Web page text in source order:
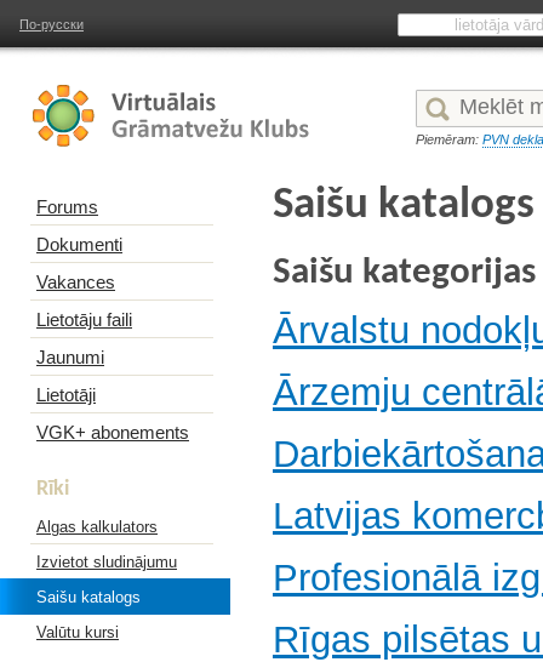
По-русски
Piemēram: PVN
Forums
Dokumenti
Vakances
Lietotāju faili
Jaunumi
Lietotāji
VGK+ abonements
Rīki
Algas kalkulators
Izvietot sludinājumu
Saišu katalogs
Valūtu kursi
Saišu katalogs
Saišu kategorijas
Ārvalstu
Ārzemju
Latvijas
Profesionālā
Rīgas pilsētas